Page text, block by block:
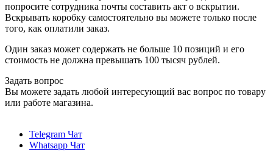
попросите сотрудника почты составить акт о вскрытии.
Вскрывать коробку самостоятельно вы можете только после
того, как оплатили заказ.
Один заказ может содержать не больше 10 позиций и его
стоимость не должна превышать 100 тысяч рублей.
Задать вопрос
Вы можете задать любой интересующий вас вопрос по товару
или работе магазина.
Telegram Чат
Whatsapp Чат